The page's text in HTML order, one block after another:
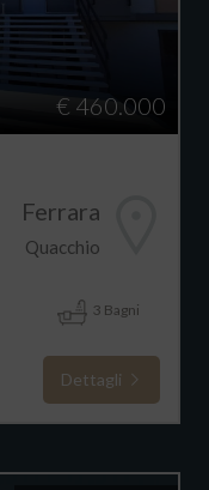
€ 460.000
Ferrara
Quacchio
3 Bagni
Dettagli